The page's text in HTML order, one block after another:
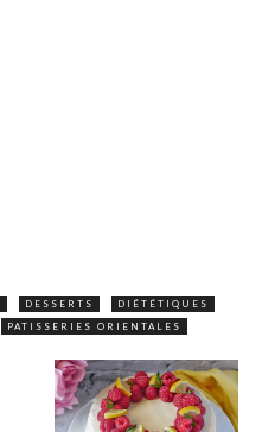
DESSERTS
DIÉTÉTIQUES
PATISSERIES ORIENTALES